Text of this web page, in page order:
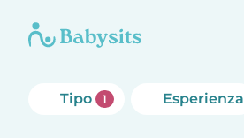
Tipo 1 Esperienza